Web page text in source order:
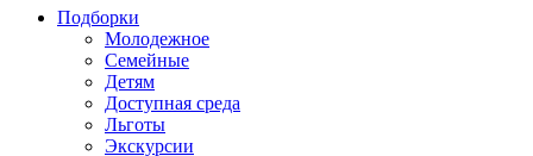
Подборки
Молодежное
Семейные
Детям
Доступная среда
Льготы
Экскурсии